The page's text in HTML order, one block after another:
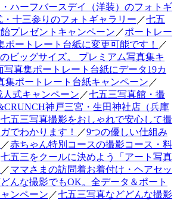
ハーフバースデイ（洋装）のフォトギ
・十三参りのフォトギャラリー ／七五
プレゼントキャンペーン ／ポートレー
ポートレート台紙に変更可能です！ ／
ビッグサイズ。 プレミアム写真集キ
写真集ポートレート台紙にデータ19カ
集ポートレート台紙キャンペーン ／
人式キャンペーン ／七五三写真館・撮
神戸三宮・生田神社店（兵庫
五三写真撮影をおしゃれで安心して撮
でわかります！ ／9つの優しい仕組み
／赤ちゃん特別コースの撮影コース・料
七五三をクールに決めよう「アート写真
／ママさまの訪問着お着付け・ヘアセッ
んな撮影でもOK。全データ＆ポート
ンペーン ／七五三写真などどんな撮影